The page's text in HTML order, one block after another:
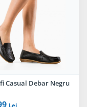
Casual Debar Negru
Lei